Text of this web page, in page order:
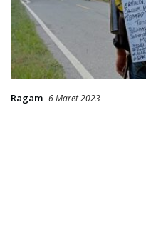
Ragam 6 Maret 2023